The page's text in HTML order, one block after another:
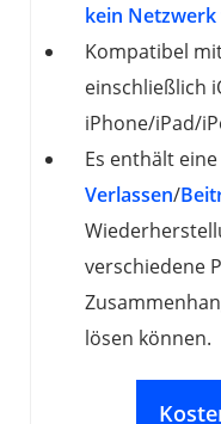
kein
Kompatibel
einschließlich
iPhone/iPad/
Es enthält
Verlassen/
verschiedene
lösen können.